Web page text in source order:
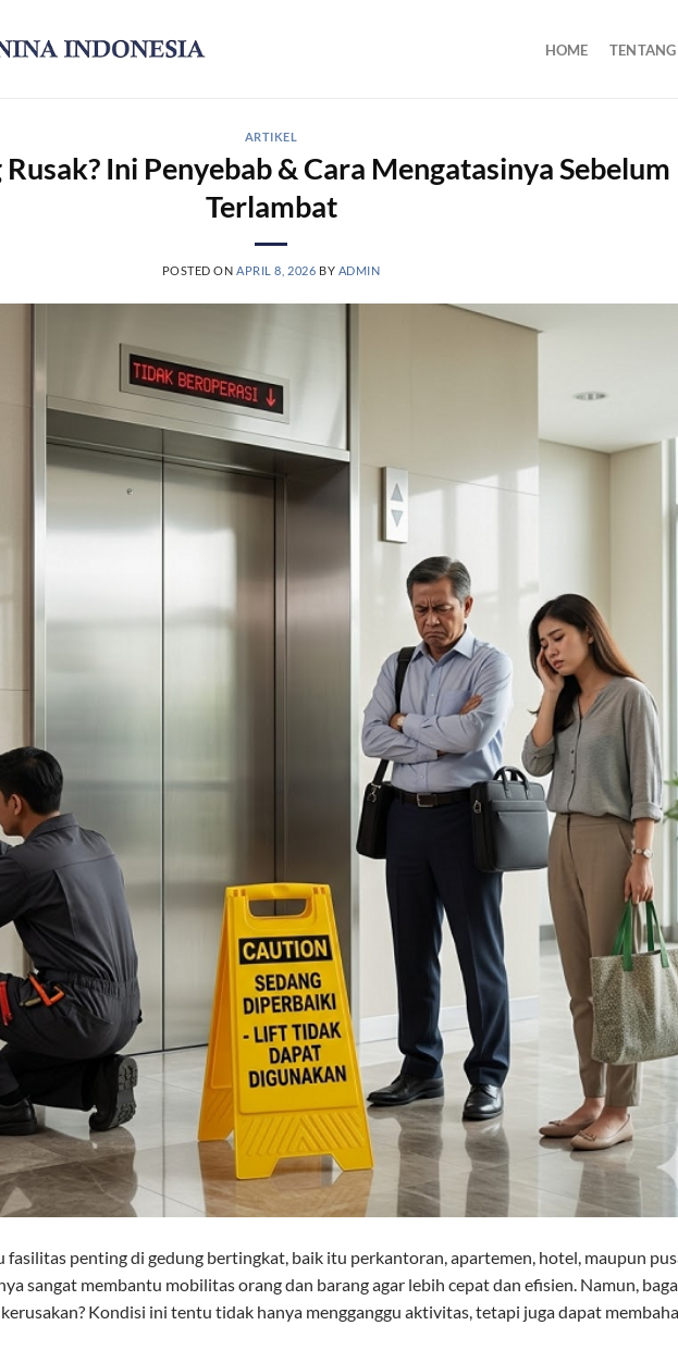
HOME
ARTIKEL
Ini Penyebab & Cara Mengatasinya Sebelum
Terlambat
POSTED ON APRIL 8, 2026 BY ADMIN
fasilitas penting di gedung bertingkat, baik itu perkantoran, apartemen, hotel, maupun
sangat membantu mobilitas orang dan barang agar lebih cepat dan efisien. Namun,
Kondisi ini tentu tidak hanya mengganggu aktivitas, tetapi juga dapat